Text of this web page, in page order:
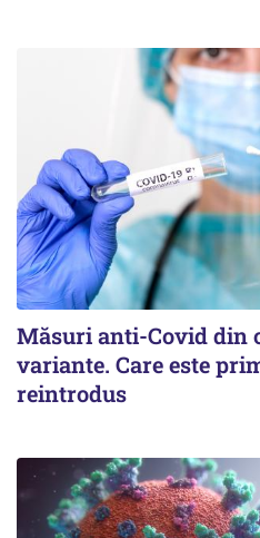
Măsuri anti-Covid din
variante. Care este
reintrodus